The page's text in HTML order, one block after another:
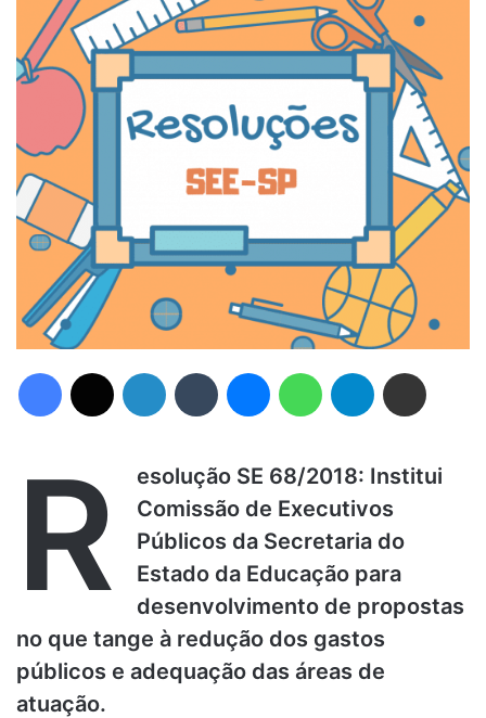
R
esolução SE 68/2018: Institui
Comissão de Executivos
Públicos da Secretaria do
Estado da Educação para
desenvolvimento de propostas
no que tange à redução dos gastos
públicos e adequação das áreas de
atuação.